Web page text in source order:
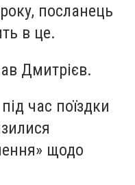
посланець
в це.
Дмитрієв.
час поїздки
щодо